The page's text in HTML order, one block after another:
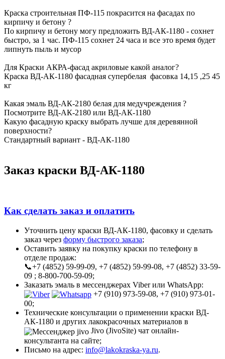
Краска строительная ПФ-115 покрасится на фасадах по
кирпичу и бетону ?
По кирпичу и бетону могу предложить ВД-АК-1180 - сохнет
быстро, за 1 час. ПФ-115 сохнет 24 часа и все это время будет
липнуть пыль и мусор
Для Краски АКРА-фасад акриловые какой аналог?
Краска ВД-АК-1180 фасадная супербелая фасовка 14,15 ,25 45
кг
Какая эмаль ВД-АК-2180 белая для медучреждения ?
Посмотрите ВД-АК-2180 или ВД-АК-1180
Какую фасадную краску выбрать лучше для деревянной
поверхности?
Стандартный вариант - ВД-АК-1180
Заказ краски ВД-АК-1180
Как сделать заказ и оплатить
Уточнить цену краски ВД-АК-1180, фасовку и сделать
заказ через форму быстрого заказа;
Оставить заявку на покупку краски по телефону в
отделе продаж:
📞+7 (4852) 59-99-09, +7 (4852) 59-99-08, +7 (4852) 33-59-
09 ; 8-800-700-59-09;
Заказать эмаль в мессенджерах Viber или WhatsApp:
+7 (910) 973-59-08, +7 (910) 973-01-
00;
Технические консультации о применении краски ВД-
АК-1180 и других лакокрасочных материалов в
Jivo (JivoSite) чат онлайн-
консультанта на сайте;
Письмо на адрес: info@lakokraska-ya.ru.